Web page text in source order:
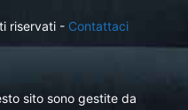
riservati - Contattaci
sito sono gestite da